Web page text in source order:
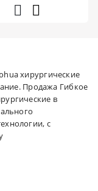
хирургические
Продажа Гибкое
в
с